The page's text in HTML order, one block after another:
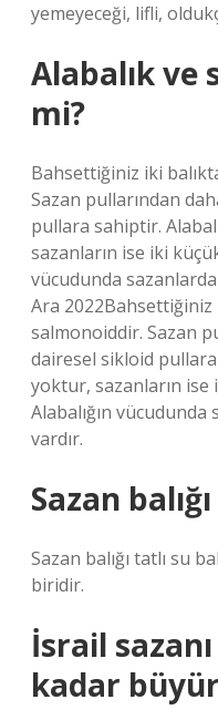
yemeyeceği, lifli,
Alabalık ve
mi?
Bahsettiğiniz iki
Sazan pullarından
pullara sahiptir.
sazanların ise iki küçük
vücudunda
Ara 2022Bahsettiğiniz
salmonoiddir. Sazan
dairesel sikloid pullara
yoktur, sazanların ise
Alabalığın
vardır.
Sazan
Sazan balığı tatlı su
biridir.
İsrail
kadar